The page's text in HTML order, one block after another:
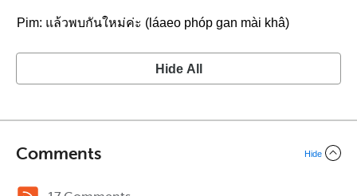
Pim: แล้วพบกันใหม่ค่ะ (láaeo phóp gan mài khâ)
Hide All
Comments Hide